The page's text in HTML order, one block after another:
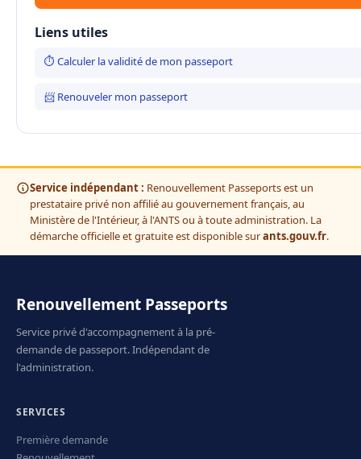
Liens utiles
⏱ Calculer la validité de mon passeport
📨 Renouveler mon passeport
Service indépendant : Renouvellement Passeports est un
prestataire privé non affilié au gouvernement français, au
Ministère de l'Intérieur, à l'ANTS ou à toute administration. La
démarche officielle et gratuite est disponible surants.gouv.fr.
Renouvellement Passeports
Service privé d'accompagnement à la pré-
demande de passeport. Indépendant de
l'administration.
SERVICES
Première demande